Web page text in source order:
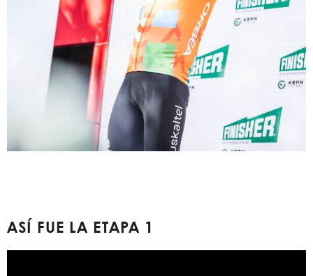
ASÍ FUE LA ETAPA 1